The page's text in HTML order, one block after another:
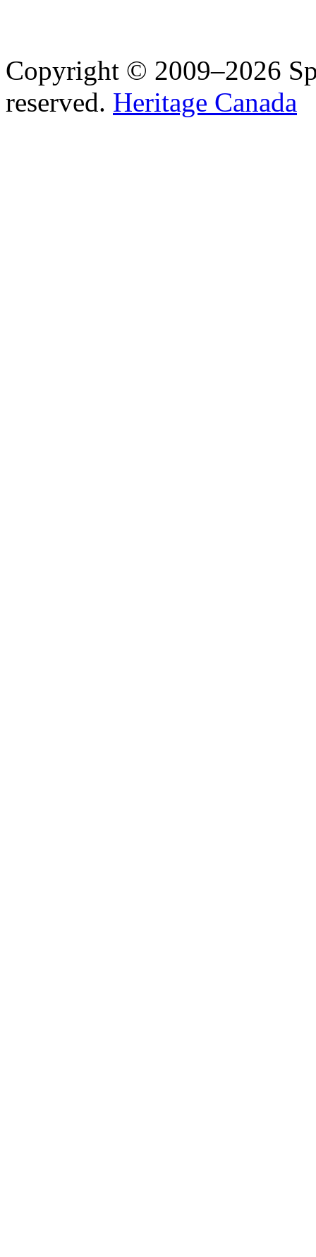
Copyright © 2009–2026
reserved. Heritage Canada